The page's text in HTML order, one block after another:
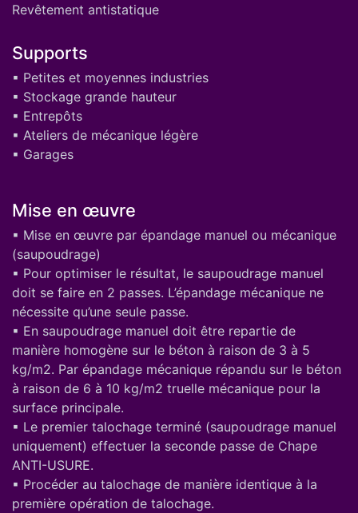
Revêtement antistatique
Supports
▪ Petites et moyennes industries
▪ Stockage grande hauteur
▪ Entrepôts
▪ Ateliers de mécanique légère
▪ Garages
Mise en œuvre
▪ Mise en œuvre par épandage manuel ou mécanique
(saupoudrage)
▪ Pour optimiser le résultat, le saupoudrage manuel
doit se faire en 2 passes. L’épandage mécanique ne
nécessite qu’une seule passe.
▪ En saupoudrage manuel doit être repartie de
manière homogène sur le béton à raison de 3 à 5
kg/m2. Par épandage mécanique répandu sur le béton
à raison de 6 à 10 kg/m2 truelle mécanique pour la
surface principale.
▪ Le premier talochage terminé (saupoudrage manuel
uniquement) effectuer la seconde passe de Chape
ANTI-USURE.
▪ Procéder au talochage de manière identique à la
première opération de talochage.